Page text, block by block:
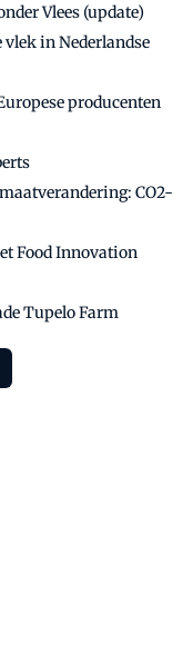
Vlees (update)
vlek in Nederlandse
producenten
CO2-
Food Innovation
Tupelo Farm